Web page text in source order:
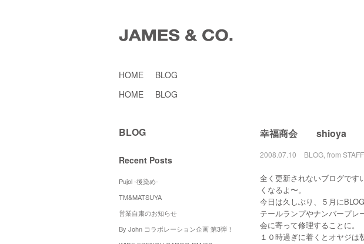
HOME
BLOG
HOME
BLOG
幸福商会 shioya
2008.07.10 BLOG from STAFF
全く更新されないブログです
くなるよ〜。
今日は久しぶり、５月に
テールランプやナンバープレ
会に寄って修理することに。
１０時過ぎに着くとオヤジ
BLOG
Recent Posts
Pujol -後染め-
TM&MATSUYA
営業自粛のお知らせ
By John コラボレーション企画 第3弾！